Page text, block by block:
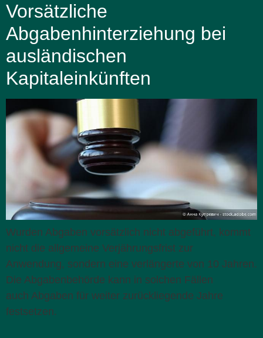
Vorsätzliche
Abgabenhinterziehung bei
ausländischen
Kapitaleinkünften
Wurden Abgaben vorsätzlich nicht abgeführt, kommt
nicht die allgemeine Verjährungsfrist zur
Anwendung, sondern eine verlängerte von 10 Jahren.
Die Abgabenbehörde kann in solchen Fällen
auch Abgaben für weiter zurückliegende Jahre
festsetzen.